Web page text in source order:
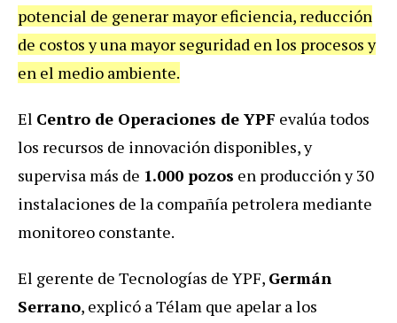
potencial de generar mayor eficiencia, reducción
de costos y una mayor seguridad en los procesos y
en el medio ambiente.
El Centro de Operaciones de YPF evalúa todos
los recursos de innovación disponibles, y
supervisa más de 1.000 pozos en producción y 30
instalaciones de la compañía petrolera mediante
monitoreo constante.
El gerente de Tecnologías de YPF, Germán
Serrano, explicó a Télam que apelar a los